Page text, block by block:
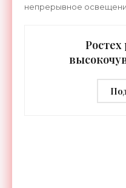
непрерывное
Ростех
дальностью
-